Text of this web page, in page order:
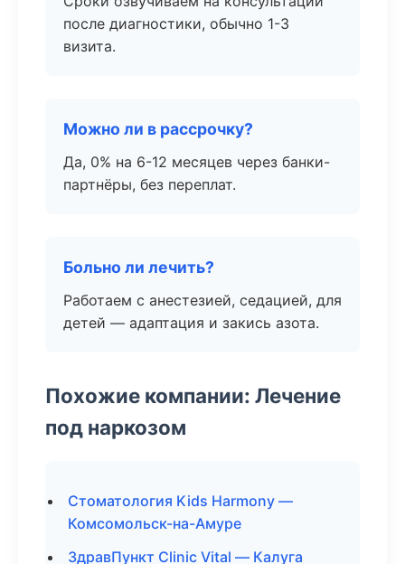
после диагностики, обычно 1-3
визита.
Можно ли в рассрочку?
Да, 0% на 6-12 месяцев через банки-
партнёры, без переплат.
Больно ли лечить?
Работаем с анестезией, седацией, для
детей — адаптация и закись азота.
Похожие компании: Лечение
под наркозом
Стоматология Kids Harmony —
Комсомольск-на-Амуре
ЗдравПункт Clinic Vital — Калуга